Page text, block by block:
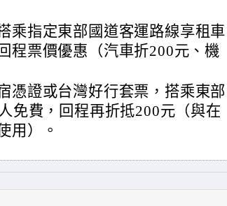
乘指定東部國道客運路線享租車
程票價優惠（汽車折200元、機
憑證或台灣好行套票，搭乘東部
免費，回程再折抵200元（與在
用）。